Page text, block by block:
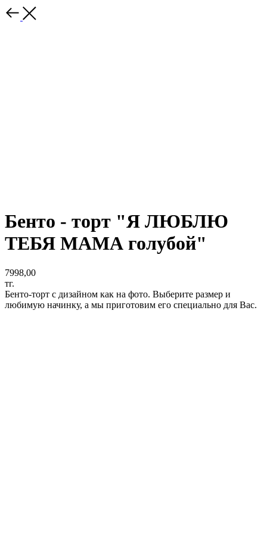
Бенто - торт "Я ЛЮБЛЮ
ТЕБЯ МАМА голубой"
7998,00
тг.
Бенто-торт с дизайном как на фото. Выберите размер и
любимую начинку, а мы приготовим его специально для Вас.